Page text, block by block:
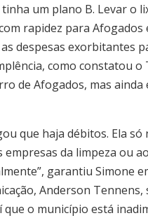
um plano B. Levar o
rapidez para Afogados
despesas exorbitantes
como constatou o
de Afogados, mas ainda
que haja débitos. Ela só
da limpeza ou
garantiu Simone
Anderson
o município está